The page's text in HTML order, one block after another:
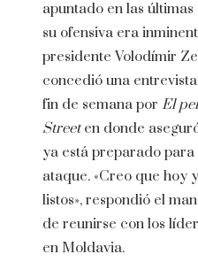
apuntado en las últimas
su ofensiva era
presidente Volodímir
concedió una
fin de semana por El
Streeten donde
ya está preparado
ataque. «Creo que hoy
listos», respondió el
de reunirse con los
en Moldavia.